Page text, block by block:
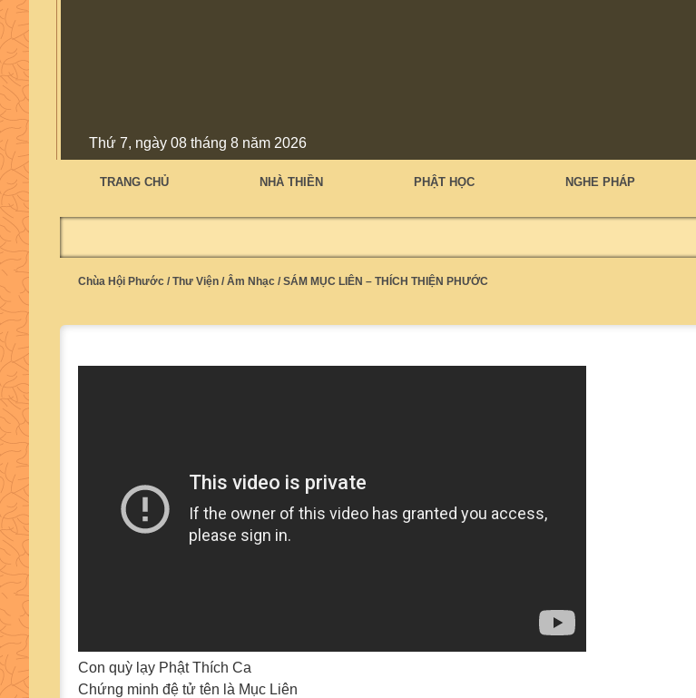
Thứ 7, ngày 08 tháng 8 năm 2026
TRANG CHỦ NHÀ THIỀN PHẬT HỌC NGHE PHÁP
Chùa Hội Phước / Thư Viện / Âm Nhạc / SÁM MỤC LIÊN – THÍCH THIỆN PHƯỚC
Con quỳ lạy Phật Thích Ca
Chứng minh đệ tử tên là Mục Liên